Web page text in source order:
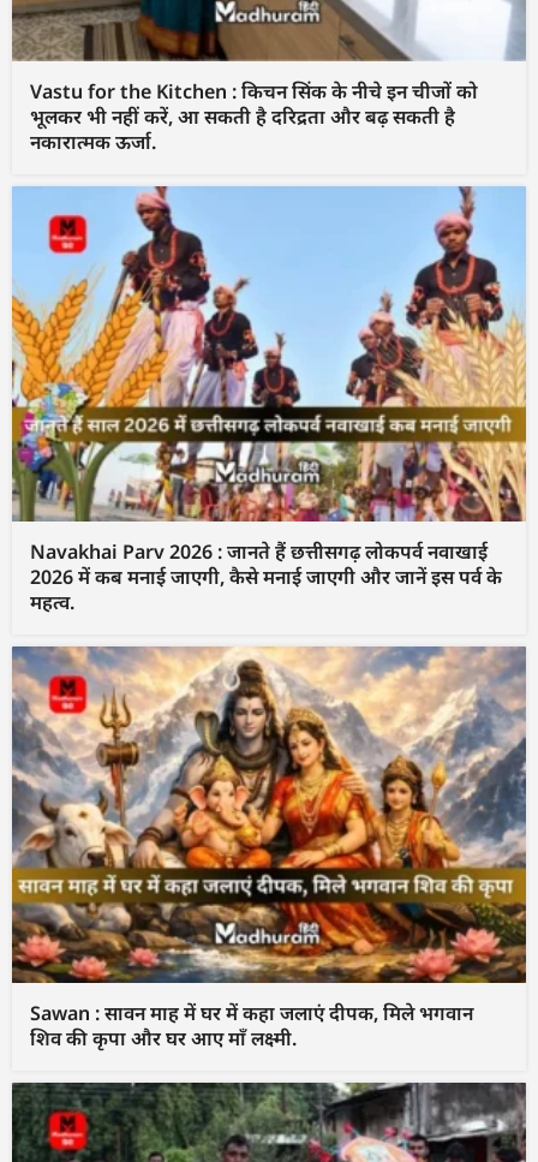
Vastu for the Kitchen : किचन सिंक के नीचे इन चीजों को
भूलकर भी नहीं करें, आ सकती है दरिद्रता और बढ़ सकती है
नकारात्मक ऊर्जा.
Navakhai Parv 2026 : जानते हैं छत्तीसगढ़ लोकपर्व नवाखाई
2026 में कब मनाई जाएगी, कैसे मनाई जाएगी और जानें इस पर्व के
महत्व.
Sawan : सावन माह में घर में कहा जलाएं दीपक, मिले भगवान
शिव की कृपा और घर आए माँ लक्ष्मी.